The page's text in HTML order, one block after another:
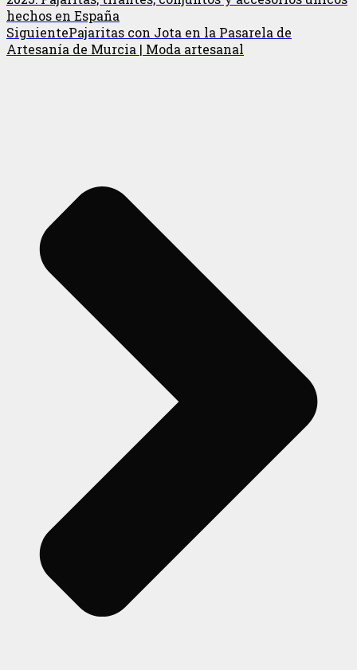
hechos en España
SiguientePajaritas con Jota en la Pasarela de
Artesanía de Murcia | Moda artesanal